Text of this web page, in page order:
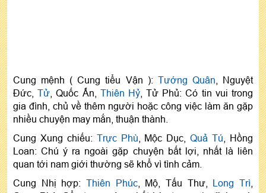
Cung mệnh ( Cung tiểu Vận ): Tướng Quân , Nguyệt
Đức,Tử , Quốc Ấn, Thiên Hỷ, Tử Phủ: Có tin vui trong
gia đình, chủ về thêm người hoặc công việc làm ăn gặp
nhiều chuyện may mắn, thuận thành.
Cung Xung chiếu: Trực Phù , Mộc Dục,Quả Tú , Hồng
Loan: Chú ý ra ngoài gặp chuyện bất lợi, nhất là liên
quan tới nam giới thường sẽ khổ vì tình cảm.
Cung Nhị hợp: Thiên Phúc, Mộ, Tấu Thư, Long Trì